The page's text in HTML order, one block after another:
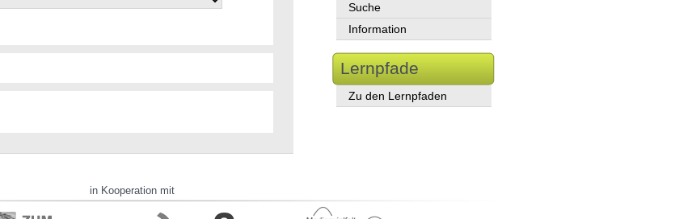
Suche
Information
Lernpfade
Zu den Lernpfaden
in Kooperation mit